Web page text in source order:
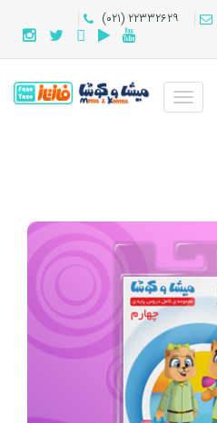
(۰۲۱) ۲۲۳۳۲۶۲۹